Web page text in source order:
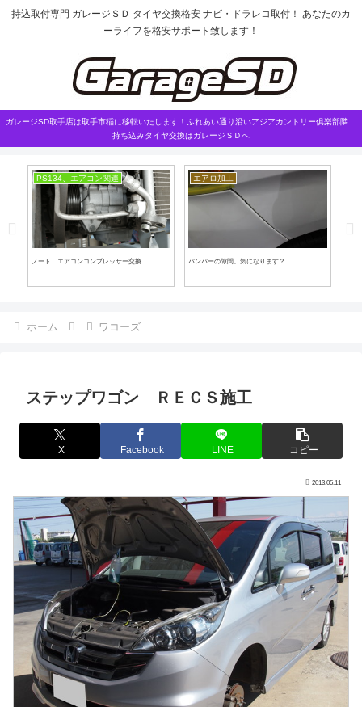
持込取付専門 ガレージＳＤ タイヤ交換格安 ナビ・ドラレコ取付！ あなたのカ
ーライフを格安サポート致します！
ガレージSD取手店は取手市稲に移転いたします！ふれあい通り沿いアジアカントリー俱楽部隣
持ち込みタイヤ交換はガレージＳＤへ
PS134、エアコン関連
ノート エアコンコンプレッサー交換
エアロ加工
バンパーの隙間、気になります？
ホーム ワコーズ
ステップワゴン ＲＥＣＳ施工
X Facebook LINE コピー
2013.05.11